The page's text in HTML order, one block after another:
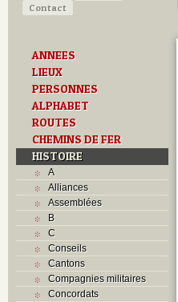
Contact
ANNEES
LIEUX
PERSONNES
ALPHABET
ROUTES
CHEMINS DE FER
HISTOIRE
A
Alliances
Assemblées
B
C
Conseils
Cantons
Compagnies militaires
Concordats